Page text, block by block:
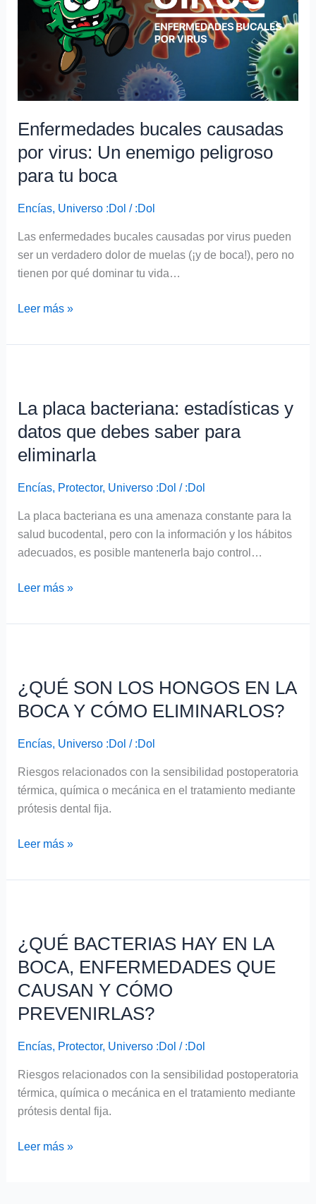
Enfermedades bucales causadas
por virus: Un enemigo peligroso
para tu boca
Encías, Universo :Dol / :Dol
Las enfermedades bucales causadas por virus pueden
ser un verdadero dolor de muelas (¡y de boca!), pero no
tienen por qué dominar tu vida…
enemigo
peligroso
boca
Leer más »
La placa bacteriana: estadísticas y
datos que debes saber para
eliminarla
Encías, Protector, Universo :Dol / :Dol
La placa bacteriana es una amenaza constante para la
salud bucodental, pero con la información y los hábitos
adecuados, es posible mantenerla bajo control…
bacteriana:
estadísticas
datos
saber
para
eliminarla
Leer más »
¿QUÉ SON LOS HONGOS EN LA
BOCA Y CÓMO ELIMINARLOS?
Encías, Universo :Dol / :Dol
Riesgos relacionados con la sensibilidad postoperatoria
térmica, química o mecánica en el tratamiento mediante
prótesis dental fija.
LOS
HONGOS
LA
Y
CÓMO
ELIMINARLOS?
Leer más »
¿QUÉ BACTERIAS HAY EN LA
BOCA, ENFERMEDADES QUE
CAUSAN Y CÓMO
PREVENIRLAS?
Encías, Protector, Universo :Dol / :Dol
Riesgos relacionados con la sensibilidad postoperatoria
térmica, química o mecánica en el tratamiento mediante
prótesis dental fija.
HAY
EN
BOCA,
ENFERMEDADES
CAUSAN
Y
CÓMO
PREVENIRLAS?
Leer más »